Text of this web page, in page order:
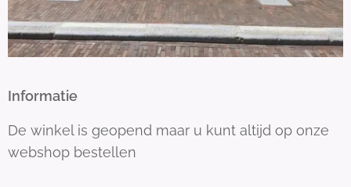
Informatie
De winkel is geopend maar u kunt altijd op onze
webshop bestellen